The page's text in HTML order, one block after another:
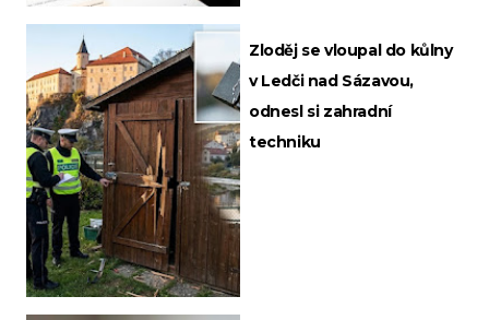
Zloděj se vloupal do kůlny
v Ledči nad Sázavou,
odnesl si zahradní
techniku